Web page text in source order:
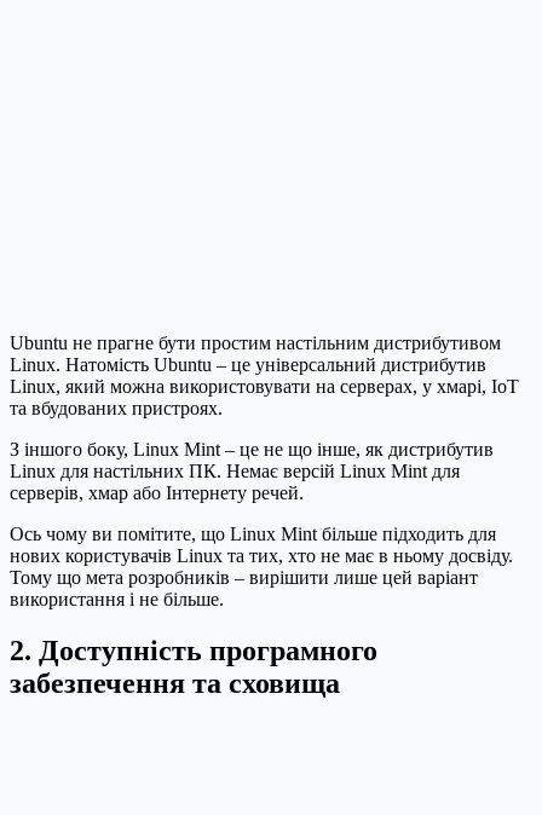
Ubuntu не прагне бути простим настільним дистрибутивом
Linux. Натомість Ubuntu – це універсальний дистрибутив
Linux, який можна використовувати на серверах, у хмарі, IoT
та вбудованих пристроях.
З іншого боку, Linux Mint – це не що інше, як дистрибутив
Linux для настільних ПК. Немає версій Linux Mint для
серверів, хмар або Інтернету речей.
Ось чому ви помітите, що Linux Mint більше підходить для
нових користувачів Linux та тих, хто не має в ньому досвіду.
Тому що мета розробників – вирішити лише цей варіант
використання і не більше.
2. Доступність програмного
забезпечення та сховища